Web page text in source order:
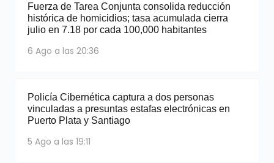
Fuerza de Tarea Conjunta consolida reducción
histórica de homicidios; tasa acumulada cierra
julio en 7.18 por cada 100,000 habitantes
6 Ago a las 20:36
Policía Cibernética captura a dos personas
vinculadas a presuntas estafas electrónicas en
Puerto Plata y Santiago
5 Ago a las 19:11